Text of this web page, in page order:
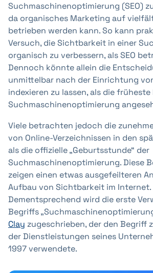
Suchmaschinenoptimierung (SEO)
da organisches Marketing auf
betrieben werden kann. So kann
Versuch, die Sichtbarkeit in einer
organisch zu verbessern, als SEO
Dennoch könnte allein die
unmittelbar nach der Einrichtung
indexieren zu lassen, als die früheste
Suchmaschinenoptimierung
Viele betrachten jedoch die
von Online-Verzeichnissen in den
als die offizielle „Geburtsstunde“ der
Suchmaschinenoptimierung. Diese
zeigen einen etwas ausgefeilteren
Aufbau von Sichtbarkeit im Internet.
Dementsprechend wird die erste
Begriffs
Clay zugeschrieben, der den Begriff
der Dienstleistungen seines
1997 verwendete.